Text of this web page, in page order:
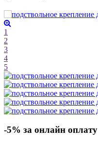
1
2
3
4
5
-5% за онлайн оплату